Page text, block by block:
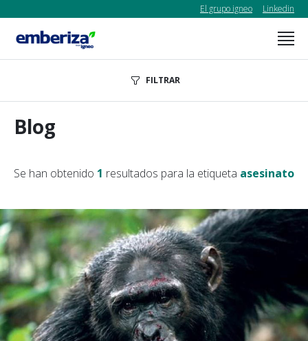
El grupo igneo Linkedin
FILTRAR
Blog
Se han obtenido 1 resultados para la etiqueta asesinato